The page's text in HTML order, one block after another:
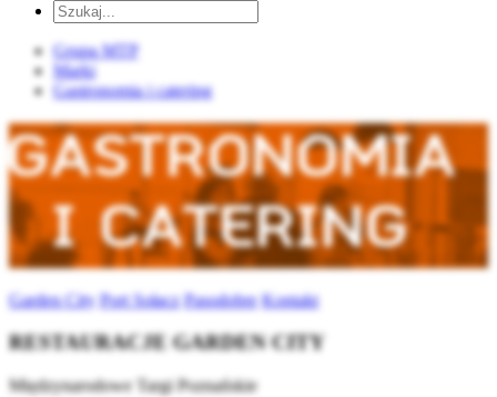
Grupa MTP
Marki
Gastronomia i catering
Garden City Port Sołacz Pasodobre Kontakt
RESTAURACJE GARDEN CITY
Międzynarodowe Targi Poznańskie